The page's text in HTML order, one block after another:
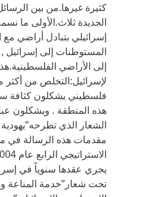
كثيرة غيرها.من بين
الجديدة ثلاث.الأولى ما
إسرائيلي بتبادل أراضي
المستوطنات إلى إسرائيل
إلى الأراضي
فلسطيني يشكلون كثافة
هذه المنطقة . ويشكلون
الشعار الذي
مقدمات هذه الرسالة في
تحت شعار”خدمة المناعة